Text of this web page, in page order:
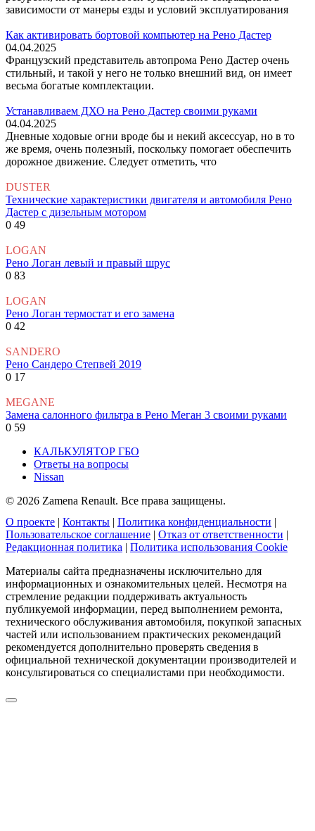
зависимости от манеры езды и условий эксплуатирования
Как активировать бортовой компьютер на Рено Дастер
04.04.2025
Французский представитель автопрома Рено Дастер очень
стильный, и такой у него не только внешний вид, он имеет
весьма богатые комплектации.
Устанавливаем ДХО на Рено Дастер своими руками
04.04.2025
Дневные ходовые огни вроде бы и некий аксессуар, но в то
же время, очень полезный, поскольку помогает обеспечить
дорожное движение. Следует отметить, что
DUSTER
Технические характеристики двигателя и автомобиля Рено
Дастер с дизельным мотором
0 49
LOGAN
Рено Логан левый и правый шрус
0 83
LOGAN
Рено Логан термостат и его замена
0 42
SANDERO
Рено Сандеро Степвей 2019
0 17
MEGANE
Замена салонного фильтра в Рено Меган 3 своими руками
0 59
КАЛЬКУЛЯТОР ГБО
Ответы на вопросы
Nissan
© 2026 Zamena Renault. Все права защищены.
О проекте | Контакты | Политика конфиденциальности |
Пользовательское соглашение | Отказ от ответственности |
Редакционная политика | Политика использования Cookie
Материалы сайта предназначены исключительно для
информационных и ознакомительных целей. Несмотря на
стремление редакции поддерживать актуальность
публикуемой информации, перед выполнением ремонта,
технического обслуживания автомобиля, покупкой запасных
частей или использованием практических рекомендаций
рекомендуется дополнительно проверять сведения в
официальной технической документации производителей и
консультироваться со специалистами при необходимости.